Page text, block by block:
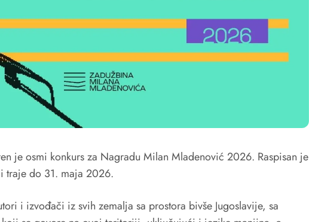
je osmi konkurs za Nagradu Milan Mladenović 2026. Raspisan je
traje do 31. maja 2026.
i izvođači iz svih zemalja sa prostora bivše Jugoslavije, sa